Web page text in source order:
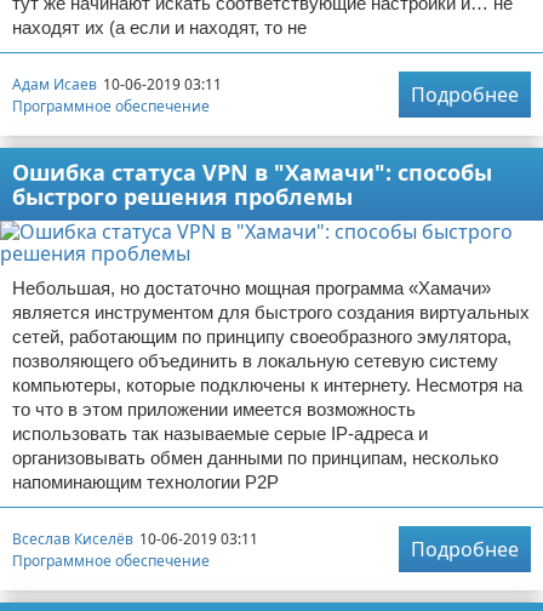
находят их (а если и находят, то не
Адам Исаев 10-06-2019 03:11
Программное обеспечение
Подробнее
Ошибка статуса VPN в "Хамачи": способы
быстрого решения проблемы
Небольшая, но достаточно мощная программа «Хамачи»
является инструментом для быстрого создания виртуальных
сетей, работающим по принципу своеобразного эмулятора,
позволяющего объединить в локальную сетевую систему
компьютеры, которые подключены к интернету. Несмотря на
то что в этом приложении имеется возможность
использовать так называемые серые IP-адреса и
организовывать обмен данными по принципам, несколько
напоминающим технологии Р2Р
Всеслав Киселёв 10-06-2019 03:11
Программное обеспечение
Подробнее